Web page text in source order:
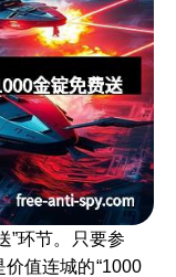
”环节。只要参
值连城的“1000